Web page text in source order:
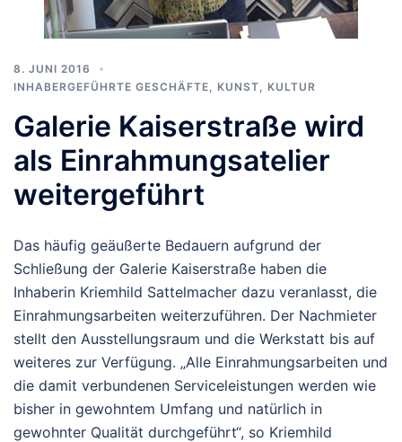
8. JUNI 2016
INHABERGEFÜHRTE GESCHÄFTE
KUNST, KULTUR
Galerie Kaiserstraße wird
als Einrahmungsatelier
weitergeführt
Das häufig geäußerte Bedauern aufgrund der
Schließung der Galerie Kaiserstraße haben die
Inhaberin Kriemhild Sattelmacher dazu veranlasst, die
Einrahmungsarbeiten weiterzuführen. Der Nachmieter
stellt den Ausstellungsraum und die Werkstatt bis auf
weiteres zur Verfügung. „Alle Einrahmungsarbeiten und
die damit verbundenen Serviceleistungen werden wie
bisher in gewohntem Umfang und natürlich in
gewohnter Qualität durchgeführt“, so Kriemhild